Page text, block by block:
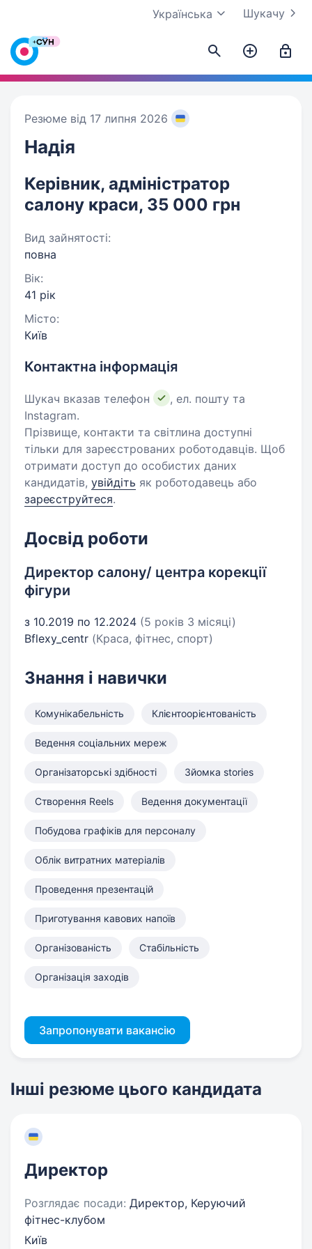
Шукачу
Українська
Резюме від 17 липня 2026
Надія
Керівник, адміністратор
салону краси, 35 000 грн
Вид зайнятості:
повна
Вік:
41 рік
Місто:
Київ
Контактна інформація
Шукач вказав телефон
, ел. пошту та
Instagram.
Прізвище, контакти та світлина доступні
тільки для зареєстрованих роботодавців. Щоб
отримати доступ до особистих даних
кандидатів, увійдіть як роботодавець або
зареєструйтеся.
Досвід роботи
Директор салону/ центра корекції
фігури
з 10.2019 по 12.2024 (5 років 3 місяці)
Bflexy_centr (Краса, фітнес, спорт)
Знання і навички
Комунікабельність Клієнтоорієнтованість
Ведення соціальних мереж
Організаторські здібності Зйомка stories
Створення Reels Ведення документації
Побудова графіків для персоналу
Облік витратних матеріалів
Проведення презентацій
Приготування кавових напоїв
Організованість Стабільність
Організація заходів
Запропонувати вакансію
Інші резюме цього кандидата
Директор
Розглядає посади: Директор, Керуючий
фітнес-клубом
Київ